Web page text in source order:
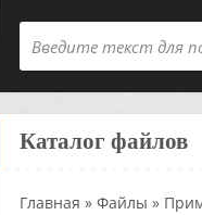
Каталог файлов
Главная » Файлы »